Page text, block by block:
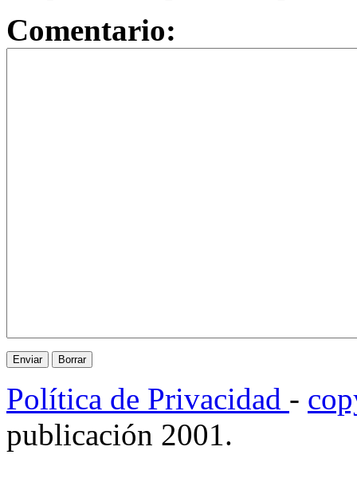
Comentario:
Política de Privacidad -
publicación 2001.